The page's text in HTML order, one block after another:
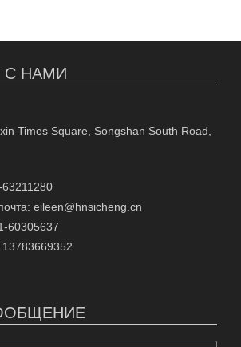
С НАМИ
Times Square, Songshan South Road,
eileen@hnsicheng.cn
60305637